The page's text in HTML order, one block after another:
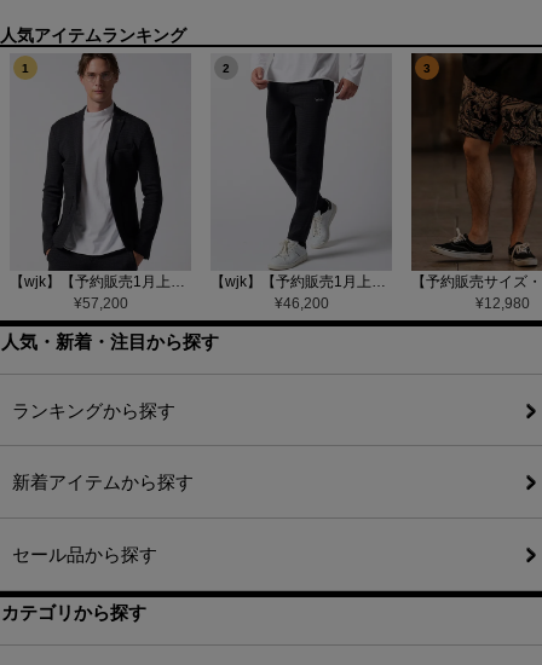
1
【wjk】【予約販売1月上旬～中旬入荷】function knit jacket(jacquard check) ニットジャケット(207 mw08j)
¥57,200
2
【wjk】【予約販売1月上旬～中旬入荷】function knit easy slacks(jacquard check) ニットイージーパンツ(504 mw08j)
¥46,200
3
¥12,980
人気・新着・注目から探す
ランキングから探す
新着アイテムから探す
セール品から探す
カテゴリから探す